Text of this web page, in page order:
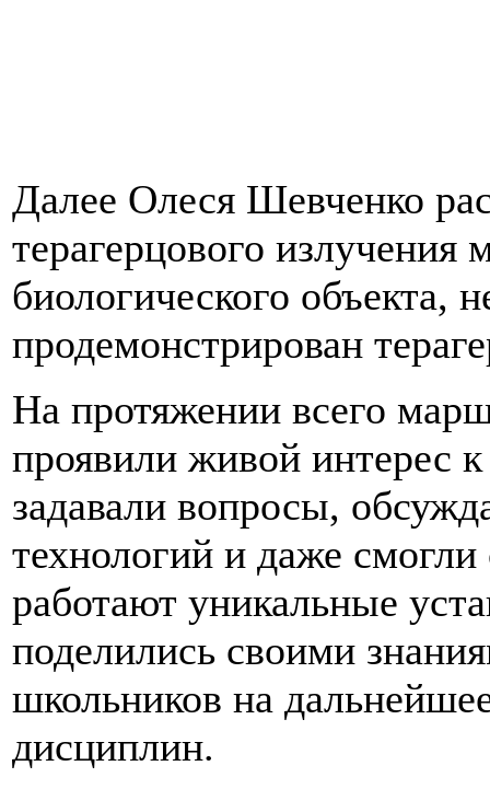
Далее Олеся Шевченко
терагерцового излучения
биологического объекта,
продемонстрирован
На протяжении всего
проявили живой интерес
задавали вопросы,
технологий и даже
работают уникальные
поделились своими
школьников на
дисциплин.